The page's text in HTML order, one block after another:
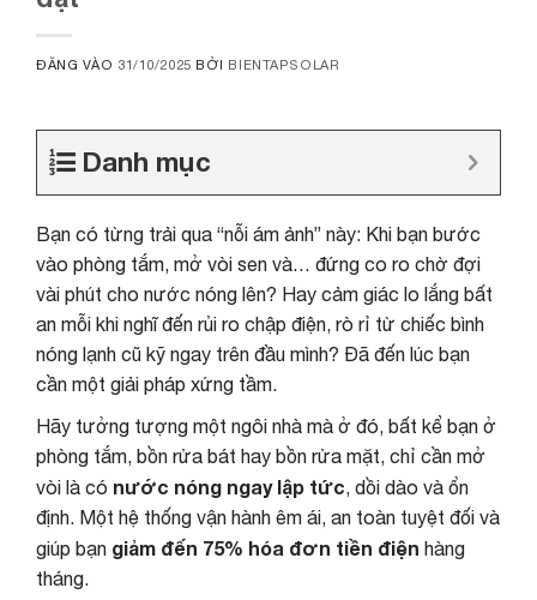
ĐĂNG VÀO 31/10/2025 BỞI BIENTAPSOLAR
Danh mục
Bạn có từng trải qua “nỗi ám ảnh” này: Khi bạn bước
vào phòng tắm, mở vòi sen và… đứng co ro chờ đợi
vài phút cho nước nóng lên? Hay cảm giác lo lắng bất
an mỗi khi nghĩ đến rủi ro chập điện, rò rỉ từ chiếc bình
nóng lạnh cũ kỹ ngay trên đầu mình? Đã đến lúc bạn
cần một giải pháp xứng tầm.
Hãy tưởng tượng một ngôi nhà mà ở đó, bất kể bạn ở
phòng tắm, bồn rửa bát hay bồn rửa mặt, chỉ cần mở
vòi là có nước nóng ngay lập tức , dồi dào và ổn
định. Một hệ thống vận hành êm ái, an toàn tuyệt đối và
giúp bạn giảm đến 75% hóa đơn tiền điện hàng
tháng.